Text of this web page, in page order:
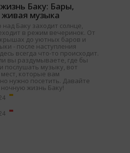
Баку: Бары,
музыка
над Баку заходит солнце,
в режим вечеринок. От
до уютных баров и
- после наступления
всегда что-то происходит.
вы раздумываете, где бы
послушать музыку, вот
мест, которые вам
нужно посетить. Давайте
ночную жизнь Баку!